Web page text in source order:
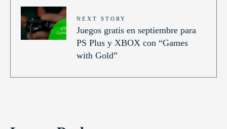
NEXT STORY
Juegos gratis en septiembre para
PS Plus y XBOX con “Games
with Gold”